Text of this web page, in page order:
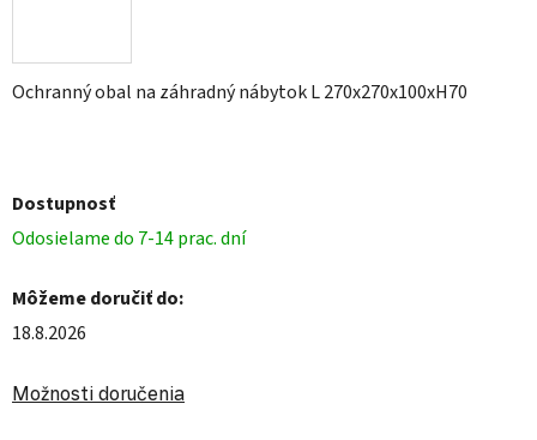
Ochranný obal na záhradný nábytok L 270x270x100xH70
Dostupnosť
Odosielame do 7-14 prac. dní
Môžeme doručiť do:
18.8.2026
Možnosti doručenia